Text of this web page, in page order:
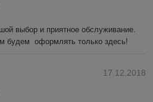
выбор и приятное обслуживание.
будем  оформлять только здесь!
17.12.2018